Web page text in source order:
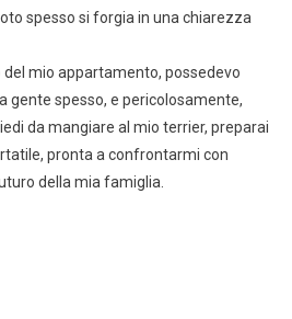
spesso si forgia in una chiarezza
mio appartamento, possedevo
gente spesso, e pericolosamente,
da mangiare al mio terrier, preparai
pronta a confrontarmi con
della mia famiglia.